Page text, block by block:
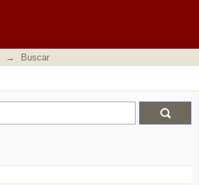
→
Buscar